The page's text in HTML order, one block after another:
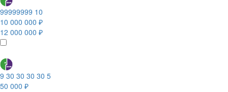
99999999 10
10 000 000 ₽
12 000 000 ₽
9 30 30 30 30 5
50 000 ₽